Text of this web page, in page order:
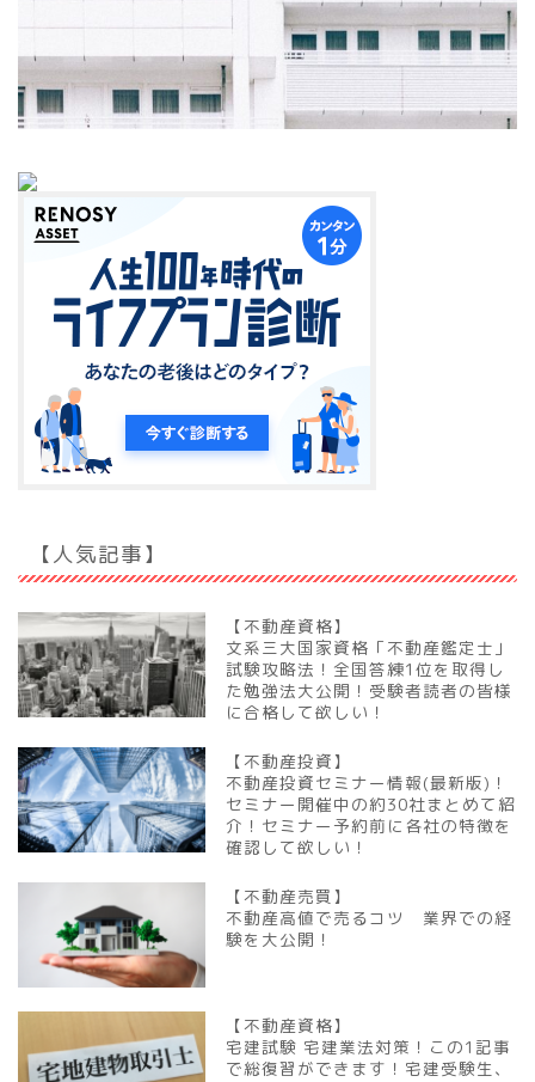
【人気記事】
【不動産資格】
文系三大国家資格「不動産鑑定士」
試験攻略法！全国答練1位を取得し
た勉強法大公開！受験者読者の皆様
に合格して欲しい！
【不動産投資】
不動産投資セミナー情報(最新版)！
セミナー開催中の約30社まとめて紹
介！セミナー予約前に各社の特徴を
確認して欲しい！
【不動産売買】
不動産高値で売るコツ 業界での経
験を大公開！
【不動産資格】
宅建試験 宅建業法対策！この1記事
で総復習ができます！宅建受験生、